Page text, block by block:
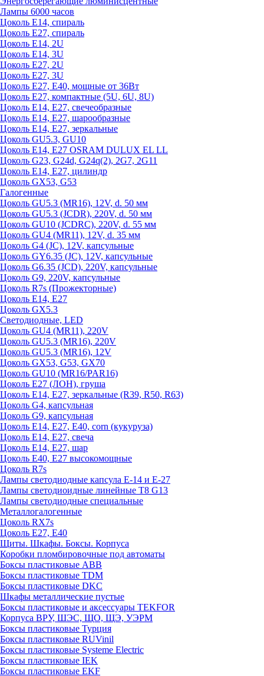
Лампы 6000 часов
Цоколь Е14, спираль
Цоколь Е27, спираль
Цоколь Е14, 2U
Цоколь Е14, 3U
Цоколь Е27, 2U
Цоколь Е27, 3U
Цоколь Е27, Е40, мощные от 36Вт
Цоколь Е27, компактные (5U, 6U, 8U)
Цоколь Е14, Е27, свечеобразные
Цоколь Е14, Е27, шарообразные
Цоколь Е14, Е27, зеркальные
Цоколь GU5.3, GU10
Цоколь Е14, Е27 OSRAM DULUX EL LL
Цоколь G23, G24d, G24q(2), 2G7, 2G11
Цоколь Е14, Е27, цилиндр
Цоколь GX53, G53
Галогенные
Цоколь GU5.3 (MR16), 12V, d. 50 мм
Цоколь GU5.3 (JCDR), 220V, d. 50 мм
Цоколь GU10 (JCDRC), 220V, d. 55 мм
Цоколь GU4 (MR11), 12V, d. 35 мм
Цоколь G4 (JC), 12V, капсульные
Цоколь GY6.35 (JC), 12V, капсульные
Цоколь G6.35 (JCD), 220V, капсульные
Цоколь G9, 220V, капсульные
Цоколь R7s (Прожекторные)
Цоколь E14, E27
Цоколь GX5.3
Светодиодные, LED
Цоколь GU4 (MR11), 220V
Цоколь GU5.3 (MR16), 220V
Цоколь GU5.3 (MR16), 12V
Цоколь GX53, G53, GX70
Цоколь GU10 (MR16/PAR16)
Цоколь Е27 (ЛОН), груша
Цоколь Е14, Е27, зеркальные (R39, R50, R63)
Цоколь G4, капсульная
Цоколь G9, капсульная
Цоколь Е14, Е27, Е40, corn (кукуруза)
Цоколь Е14, Е27, свеча
Цоколь Е14, Е27, шар
Цоколь Е40, Е27 высокомощные
Цоколь R7s
Лампы светодиодные капсула Е-14 и Е-27
Лампы светодиоидные линейные T8 G13
Лампы светодиодные специальные
Металлогалогенные
Цоколь RX7s
Цоколь Е27, E40
Щиты. Шкафы. Боксы. Корпуса
Коробки пломбировочные под автоматы
Боксы пластиковые ABB
Боксы пластиковые TDM
Боксы пластиковые DKC
Шкафы металлические пустые
Боксы пластиковые и аксессуары TEKFOR
Корпуса ВРУ, ШЭС, ЩО, ЩЭ, УЭРМ
Боксы пластиковые Турция
Боксы пластиковые RUVinil
Боксы пластиковые Systeme Electric
Боксы пластиковые IEK
Боксы пластиковые EKF